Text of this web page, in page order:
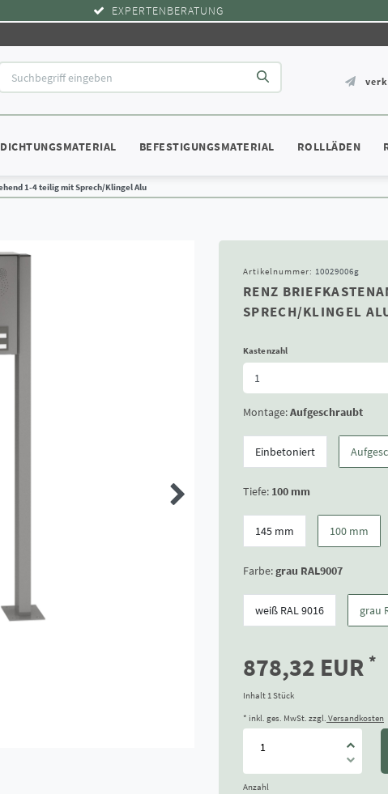
EXPERTENBERATUNG
BEFESTIGUNGSMATERIAL ROLLLÄDEN
1-4 teilig mit Sprech/Klingel Alu
Artikelnummer: 10029006g
RENZ
SPRECH/KLINGEL
Kastenzahl
Montage:Aufgeschraubt
Einbetoniert
Tiefe: 100 mm
145 mm 100 mm
Farbe:grau RAL9007
weiß RAL 9016 grau
878,32 EUR *
Inhalt 1Stück
* inkl. ges. MwSt. zzgl. Versandkosten
Anzahl